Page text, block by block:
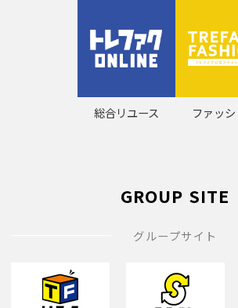
総合リユース ファッ
GROUP SITE
グループサイト